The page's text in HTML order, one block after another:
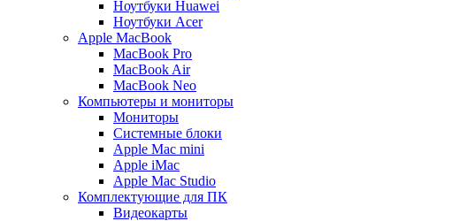
Ноутбуки Huawei
Ноутбуки Acer
Apple MacBook
MacBook Pro
MacBook Air
MacBook Neo
Компьютеры и мониторы
Мониторы
Системные блоки
Apple Mac mini
Apple iMac
Apple Mac Studio
Комплектующие для ПК
Видеокарты